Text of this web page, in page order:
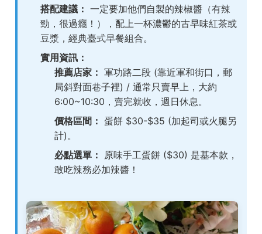
搭配建議： 一定要加他們自製的辣椒醬（有辣
勁，很過癮！），配上一杯濃鬱的古早味紅茶或
豆漿，經典臺式早餐組合。
實用資訊：
推薦店家： 軍功路二段 (靠近軍和街口，郵
局斜對面巷子裡) / 通常只賣早上，大約
6:00~10:30，賣完就收，週日休息。
價格區間： 蛋餅 $30-$35 (加起司或火腿另
計)。
必點選單：
原味手工蛋餅 ($30) 是基本款，
敢吃辣務必加辣醬！